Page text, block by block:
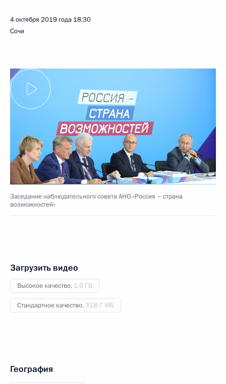
4 октября 2019 года 18:30
Сочи
Заседание наблюдательного совета АНО «Россия – страна
возможностей»
Загрузить видео
Высокое качество, 1.9 ГБ
Стандартное качество, 318.7 МБ
География